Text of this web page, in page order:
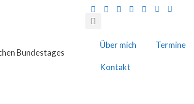
Bundestages
Über mich Termine
Kontakt